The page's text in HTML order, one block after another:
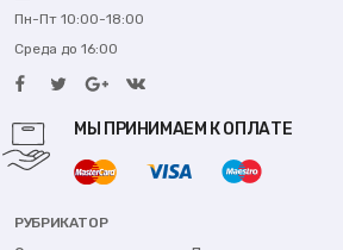
Пн-Пт 10:00-18:00
Среда до 16:00
МЫ ПРИНИМАЕМ К ОПЛАТЕ
РУБРИКАТОР